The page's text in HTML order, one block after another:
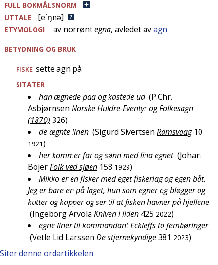
FULL BOKMÅLSNORM
UTTALE
[e`ŋnə]
ETYMOLOGI av norrøntegna, avledet avagn
BETYDNING OG BRUK
FISKE sette agn på
SITATER
han ægnede paa og kastede ud (P.Chr.
Asbjørnsen Norske Huldre-Eventyr og Folkesagn
(1870) 326)
de ægnte linen (Sigurd Sivertsen Ramsvaag 10
1921)
her kommer far og sønn med lina egnet (Johan
BojerFolk ved sjøen 158 1929)
Mikko er en fisker med eget fiskerlag og egen båt.
Jeg er bare en på laget, hun som egner og bløgger og
kutter og kapper og ser til at fisken havner på hjellene
(Ingeborg Arvola Kniven i ilden 425 2022)
egne liner til kommandant Eckleffs to fembøringer
(Vetle Lid Larssen De stjernekyndige381 2023)
Siter denne ordartikkelen